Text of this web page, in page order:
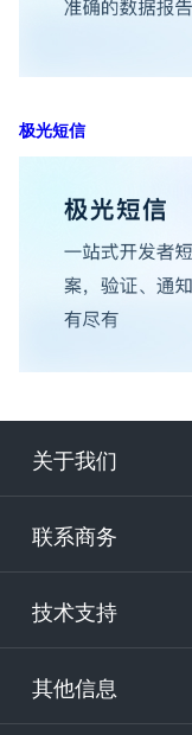
极光短信
关于我们
联系商务
技术支持
其他信息